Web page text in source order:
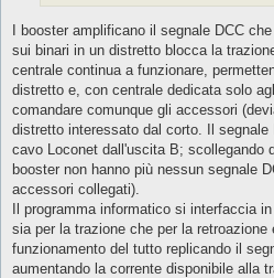
I booster amplificano il segnale DCC
sui binari in un distretto blocca la
centrale continua a funzionare,
distretto e, con centrale dedicata solo
comandare comunque gli accessori
distretto interessato dal corto. Il segnale
cavo Loconet dall'uscita B; scollegando
booster non hanno più nessun segnale
accessori collegati).
Il programma informatico si interfaccia
sia per la trazione che per la retroazione
funzionamento del tutto replicando il
aumentando la corrente disponibile alla